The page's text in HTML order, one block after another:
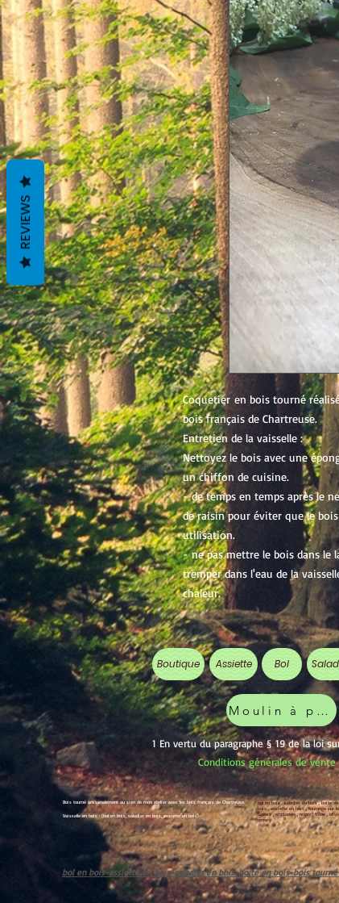
Coquetier en bois tourné
bois français de Chartreuse.
Entretien de la vaisselle :
Nettoyez le bois avec une
un chiffon de cuisine.
- de temps en temps après le
de raisin pour éviter que le
utilisation.
- ne pas mettre le bois dans le
tremper dans l'eau de la
chaleur.
Boutique Assiette Bol
Moulin à poivre
1 En vertu du paragraphe § 19 de la loi
Conditions générales de vente
Bois tourné artisanalement au sien de mon atelier avec les bois français de Chartreuse.
Vaisselle en bois : (bol en bois, saladier en bois, assiette en bois)
bol en bois , saladier en bois , boite en
bois , assiette en bois , tournage sur
Savoie , artisanale , noyer , frêne ,
orme ,
bol en bois-assiette en bois-saladier en bois-boite en bois-bois
REVIEWS